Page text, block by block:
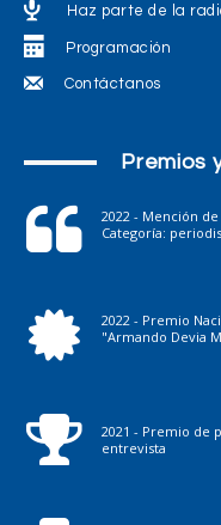
Haz parte de la
Programación
Contáctanos
Premios
2022 - Mención
Categoría:
2022 - Premio
"Armando Devia
2021 - Premio de
entrevista